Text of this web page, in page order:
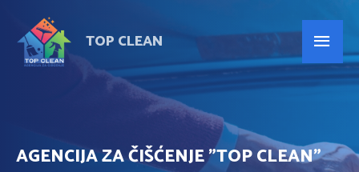
TOP CLEAN
AGENCIJA ZA ČIŠĆENJE "TOP CLEAN"